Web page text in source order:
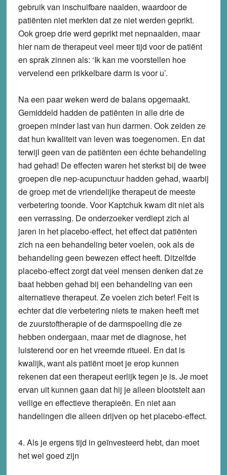
gebruik van inschuifbare naalden, waardoor de
patiënten niet merkten dat ze niet werden geprikt.
Ook groep drie werd geprikt met nepnaalden, maar
hier nam de therapeut veel meer tijd voor de patiënt
en sprak zinnen als: ‘Ik kan me voorstellen hoe
vervelend een prikkelbare darm is voor u’.
Na een paar weken werd de balans opgemaakt.
Gemiddeld hadden de patiënten in alle drie de
groepen minder last van hun darmen. Ook zeiden ze
dat hun kwaliteit van leven was toegenomen. En dat
terwijl geen van de patiënten een échte behandeling
had gehad! De effecten waren het sterkst bij de twee
groepen die nep-acupunctuur hadden gehad, waarbij
de groep met de vriendelijke therapeut de meeste
verbetering toonde. Voor Kaptchuk kwam dit niet als
een verrassing. De onderzoeker verdiept zich al
jaren in het placebo-effect, het effect dat patiënten
zich na een behandeling beter voelen, ook als de
behandeling geen bewezen effect heeft. Ditzelfde
placebo-effect zorgt dat veel mensen denken dat ze
baat hebben gehad bij een behandeling van een
alternatieve therapeut. Ze voelen zich beter! Feit is
echter dat die verbetering niets te maken heeft met
de zuurstoftherapie of de darmspoeling die ze
hebben ondergaan, maar met de diagnose, het
luisterend oor en het vreemde ritueel. En dat is
kwalijk, want als patiënt moet je erop kunnen
rekenen dat een therapeut eerlijk tegen je is. Je moet
ervan uit kunnen gaan dat hij je alleen blootstelt aan
veilige en effectieve therapieën. En niet aan
handelingen die alleen drijven op het placebo-effect.
4. Als je ergens tijd in geïnvesteerd hebt, dan moet
het wel goed zijn